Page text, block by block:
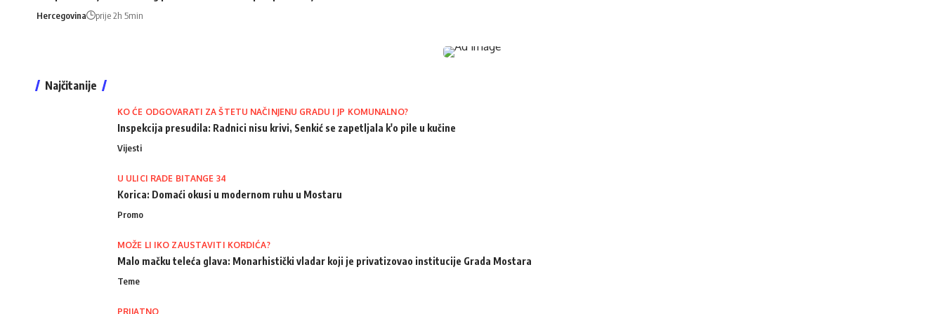
Hercegovina prije 2h 5min
Najčitanije
KO ĆE ODGOVARATI ZA ŠTETU NAČINJENU GRADU I JP KOMUNALNO?
Inspekcija presudila: Radnici nisu krivi, Senkić se zapetljala k'o pile u kučine
Vijesti
U ULICI RADE BITANGE 34
Korica: Domaći okusi u modernom ruhu u Mostaru
Promo
MOŽE LI IKO ZAUSTAVITI KORDIĆA?
Malo mačku teleća glava: Monarhistički vladar koji je privatizovao institucije Grada Mostara
Teme
PRIJATNO